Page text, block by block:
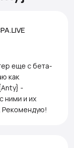
еще с бета-
как
-
ними и их
Рекомендую!